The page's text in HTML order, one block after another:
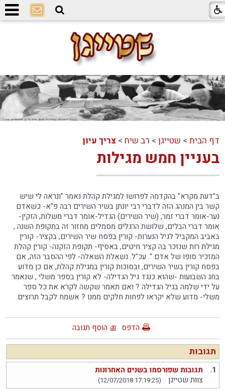
דף הבית > שטייגן > רב שיח >צריך עיון
בעניין חמש מגילות
ב"דעת מקרא" בהקדמה לפרושו למגילת קהלת נאמר "ונראה לי שיש
קשר בין המנהג הזה לדברי רבי יונתן בשיר השירים רבה פ"א- כשאדם
נער-אומר דברי זמר, (שיר השירים) הגדיל-אומר דברי משלות, הזקין-
אומר דברי הבלים, שלושת הרגלים מסמלים מחזור זה בתקופת השנה ,
באביב המקביל לגיל הנערות- קורין בפסח שיר השירים, בקציר- קורין
מגילת רות שנזכר בה קציר חיטים, באסיף- תקופת הזקנה- קורין קהלת
המזכיר סופו של אדם ". עכ"ל. נשאלת השאלה- לפי ההסבר הזה, אם
בפסח קורין בשיר השירים, ובסוכות קורין במגילת קהלת, אם כן מדוע
בחג השבועות -שהוא כנגד גיל הגדילה- לא קורין בספר משלי , שנאמר
על ידי שלמה בגיל הגדילה ? ואם תאמר שקשה לקרא את כל ספר
משלי- מדוע שלא יקראו לפחות חלקים ממנו ? אשמח לקבל תרוצים.
הדפס הוסף תגובה
תגובות
1.
תגובות שפורסמו בשנים האחרונות
צוות שטייגן
(12/07/2018 17:19:25)